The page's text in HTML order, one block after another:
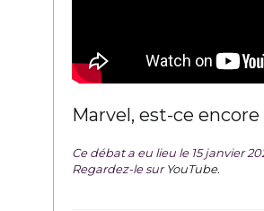
Marvel, est-ce
Ce débat a eu lieu le 15 janvier
Regardez-le surYouTube.